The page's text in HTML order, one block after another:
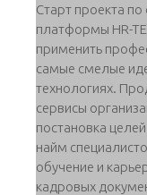
Старт проекта
платформы HR-
применить
самые смелые
технологиях.
сервисы
постановка
найм
обучение и
кадровых